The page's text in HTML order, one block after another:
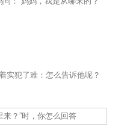
实犯了难：怎么告诉他呢？